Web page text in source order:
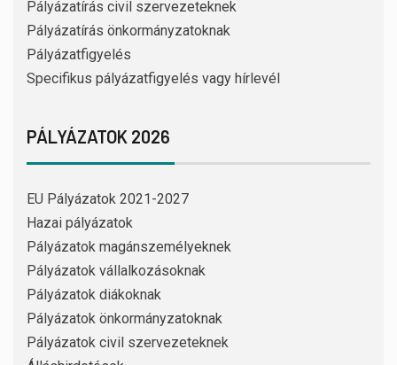
Pályázatírás civil szervezeteknek
Pályázatírás önkormányzatoknak
Pályázatfigyelés
Specifikus pályázatfigyelés vagy hírlevél
PÁLYÁZATOK 2026
EU Pályázatok 2021-2027
Hazai pályázatok
Pályázatok magánszemélyeknek
Pályázatok vállalkozásoknak
Pályázatok diákoknak
Pályázatok önkormányzatoknak
Pályázatok civil szervezeteknek